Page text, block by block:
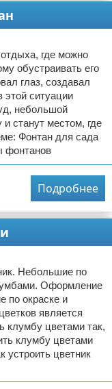
где можно
обустраивать его
глаз, создавал
ситуации
небольшой
станут местом, где
Фонтан для сада
фонтанов
Подробнее
Небольшие по
Оформление
по окраске и
является
клумбу цветами так,
клумбу цветами
устроить цветник